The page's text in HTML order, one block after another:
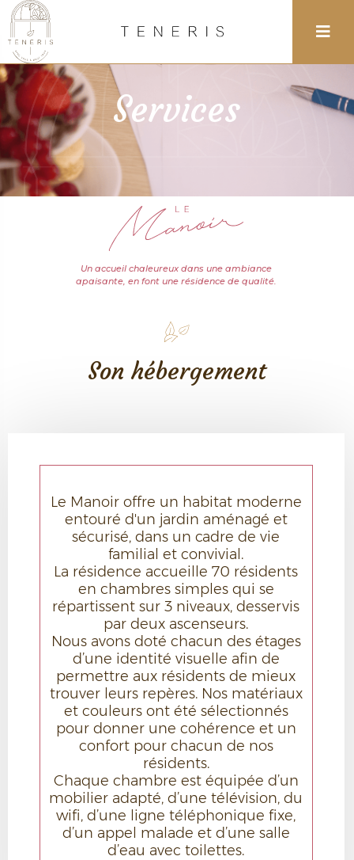
Un accueil chaleureux dans une ambiance
apaisante, en font une résidence de qualité.
Services
Son hébergement
Le Manoir offre un habitat moderne
entouré d'un jardin aménagé et
sécurisé, dans un cadre de vie
familial et convivial.
La résidence accueille 70 résidents
en chambres simples qui se
répartissent sur 3 niveaux, desservis
par deux ascenseurs.
Nous avons doté chacun des étages
d’une identité visuelle afin de
permettre aux résidents de mieux
trouver leurs repères. Nos matériaux
et couleurs ont été sélectionnés
pour donner une cohérence et un
confort pour chacun de nos
résidents.
Chaque chambre est équipée d’un
mobilier adapté, d’une télévision, du
wifi, d’une ligne téléphonique fixe,
d’un appel malade et d’une salle
d’eau avec toilettes.